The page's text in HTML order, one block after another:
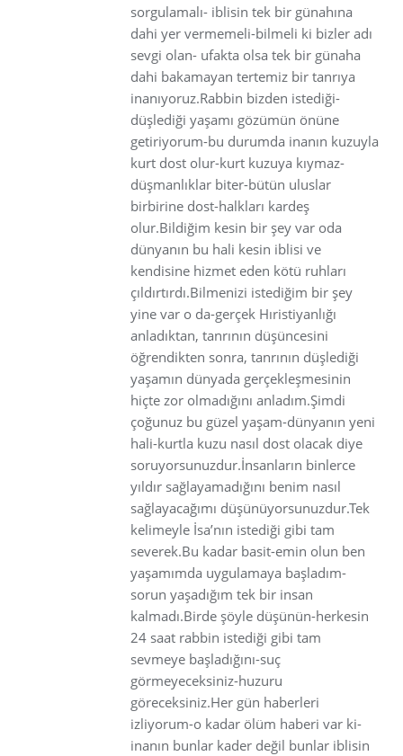
sorgulamalı- iblisin tek bir günahına
dahi yer vermemeli-bilmeli ki bizler adı
sevgi olan- ufakta olsa tek bir günaha
dahi bakamayan tertemiz bir tanrıya
inanıyoruz.Rabbin bizden istediği-
düşlediği yaşamı gözümün önüne
getiriyorum-bu durumda inanın kuzuyla
kurt dost olur-kurt kuzuya kıymaz-
düşmanlıklar biter-bütün uluslar
birbirine dost-halkları kardeş
olur.Bildiğim kesin bir şey var oda
dünyanın bu hali kesin iblisi ve
kendisine hizmet eden kötü ruhları
çıldırtırdı.Bilmenizi istediğim bir şey
yine var o da-gerçek Hıristiyanlığı
anladıktan, tanrının düşüncesini
öğrendikten sonra, tanrının düşlediği
yaşamın dünyada gerçekleşmesinin
hiçte zor olmadığını anladım.Şimdi
çoğunuz bu güzel yaşam-dünyanın yeni
hali-kurtla kuzu nasıl dost olacak diye
soruyorsunuzdur.İnsanların binlerce
yıldır sağlayamadığını benim nasıl
sağlayacağımı düşünüyorsunuzdur.Tek
kelimeyle İsa’nın istediği gibi tam
severek.Bu kadar basit-emin olun ben
yaşamımda uygulamaya başladım-
sorun yaşadığım tek bir insan
kalmadı.Birde şöyle düşünün-herkesin
24 saat rabbin istediği gibi tam
sevmeye başladığını-suç
görmeyeceksiniz-huzuru
göreceksiniz.Her gün haberleri
izliyorum-o kadar ölüm haberi var ki-
inanın bunlar kader değil bunlar iblisin